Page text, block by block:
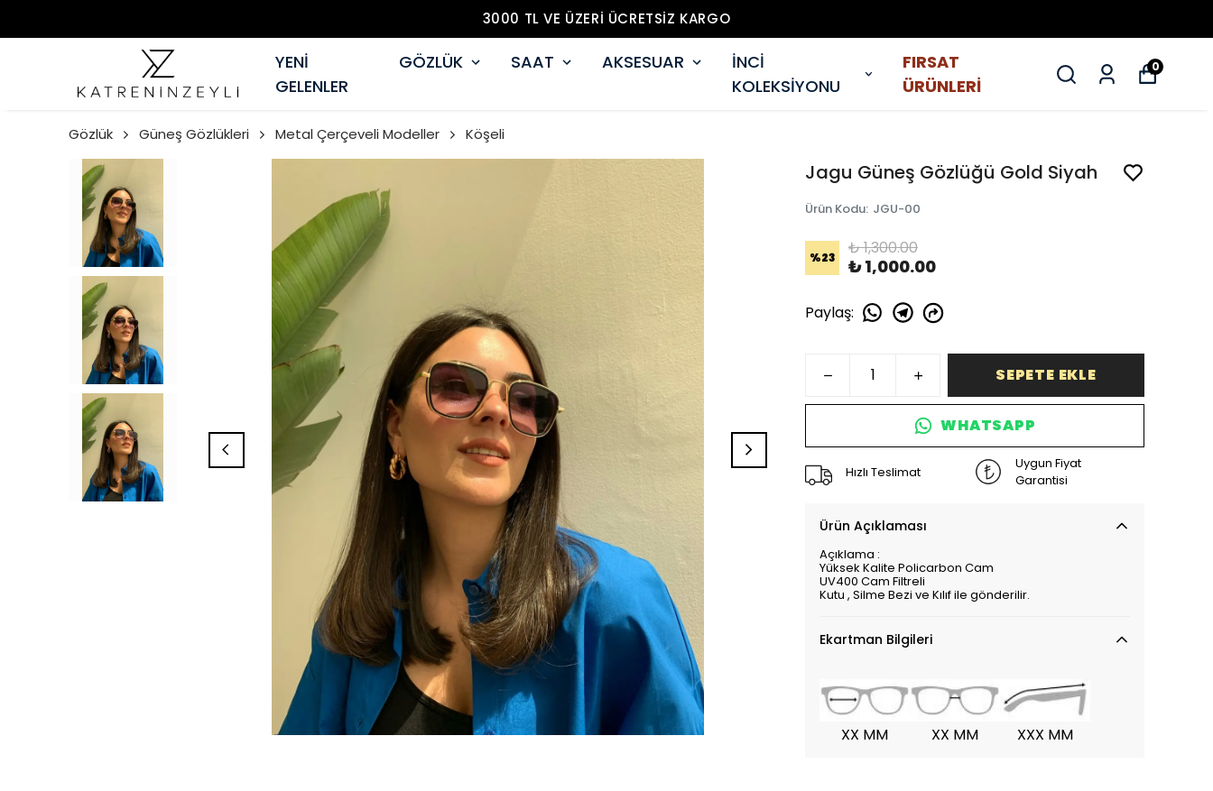
3000 TL VE ÜZERİ ÜCRETSİZ KARGO
YENİ
GELENLER
GÖZLÜK SAAT AKSESUAR
İNCİ
KOLEKSİYONU
FIRSAT
ÜRÜNLERİ
0
Gözlük Güneş Gözlükleri Metal Çerçeveli Modeller Köşeli
Jagu Güneş Gözlüğü Gold Siyah
Ürün Kodu: JGU-00
%23 ₺ 1,300.00
₺ 1,000.00
Paylaş:
SEPETE EKLE
WHATSAPP
Hızlı Teslimat
Uygun Fiyat
Garantisi
Ürün Açıklaması
Açıklama :
Yüksek Kalite Policarbon Cam
UV400 Cam Filtreli
Kutu , Silme Bezi ve Kılıf ile gönderilir.
Ekartman Bilgileri
XX MM XX MM XXX MM